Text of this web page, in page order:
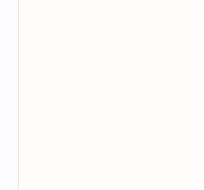
ketika menu ini
akan menyajikan gambar
kepada pengunjung blog
banget buat kamu yang
diakses tapi tetap tampil
bekerja di balik